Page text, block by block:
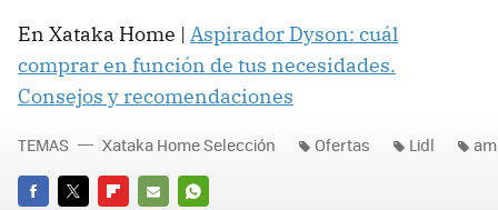
En Xataka Home | Aspirador Dyson: cuál
comprar en función de tus necesidades.
Consejos y recomendaciones
TEMAS Xataka Home Selección Ofertas Lidl